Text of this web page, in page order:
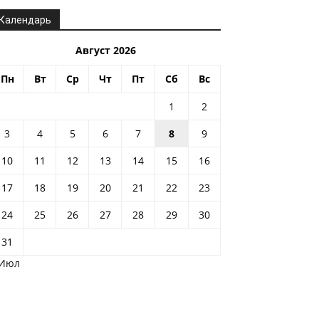
Август 2026
Пн Вт Ср Чт Пт Сб Вс
1
2
3
4 5 6 7 8
9
10
11 12 13 14 15
16
17
18 19 20 21 22
23
24
25 26 27 28 29
30
31